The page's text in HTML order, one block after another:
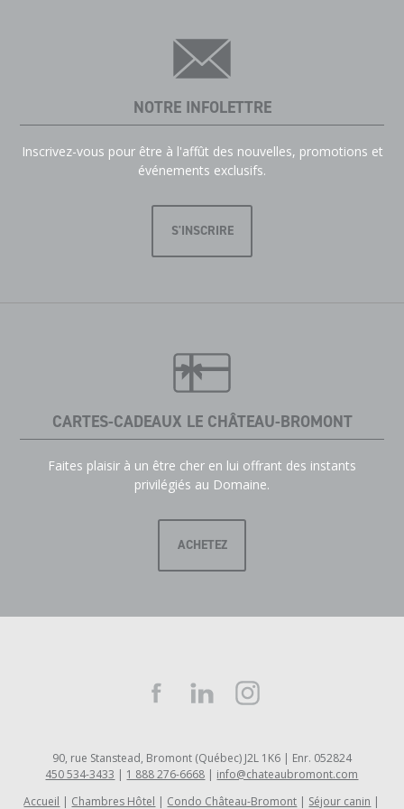
NOTRE INFOLETTRE
Inscrivez-vous pour être à l'affût des nouvelles, promotions et
événements exclusifs.
S'INSCRIRE
CARTES-CADEAUX LE CHÂTEAU-BROMONT
Faites plaisir à un être cher en lui offrant des instants
privilégiés au Domaine.
ACHETEZ
90, rue Stanstead, Bromont (Québec) J2L 1K6 | Enr. 052824
450 534-3433 | 1 888 276-6668 | info@chateaubromont.com
Accueil
Chambres Hôtel Condo Château-Bromont Séjour canin